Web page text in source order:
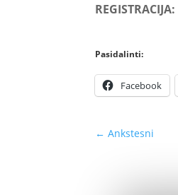
REGISTRACIJA:
Pasidalinti:
Facebook
←Ankstesni